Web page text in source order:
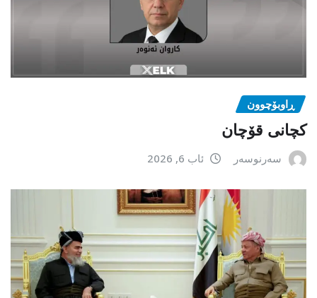
ڕاوبۆچوون
کچانی قۆچان
سەرنوسەر ئاب 6, 2026